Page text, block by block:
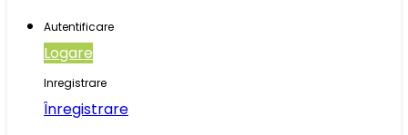
Autentificare
Logare
Inregistrare
Înregistrare